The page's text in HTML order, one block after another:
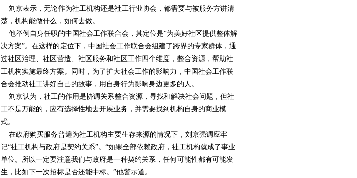
刘京表示，无论作为社工机构还是社工行业协会，都需要与被服务方讲清
楚，机构能做什么，如何去做。
他举例自身任职的中国社会工作联合会，其定位是“为美好社区提供整体解
决方案”。在这样的定位下，中国社会工作联合会组建了跨界的专家群体，通
过社区治理、社区营造、社区服务和社区工作四个维度，整合资源，帮助社
工机构实施最终方案。同时，为了扩大社会工作的影响力，中国社会工作联
合会推动社工讲好自己的故事，用自身行为影响身边更多的人。
刘京认为，社工的作用是协调关系整合资源，寻找和解决社会问题，但社
工不是万能的，应有选择性地去开展业务，并需要找到机构自身的商业模
式。
在政府购买服务普遍为社工机构主要生存来源的情况下，刘京强调应牢
记“社工机构与政府是契约关系”。“如果全部依赖政府，社工机构就成了事业
单位。所以一定要注意我们与政府是一种契约关系，任何可能性都有可能发
生，比如下一次招标是否还能中标。”他警示道。